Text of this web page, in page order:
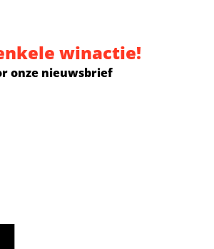
winactie!
onze nieuwsbrief